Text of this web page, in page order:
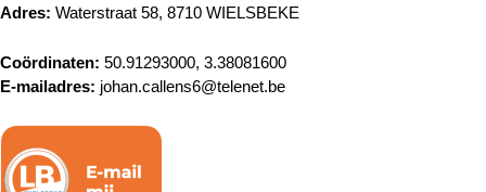
Adres: Waterstraat 58, 8710 WIELSBEKE
Coördinaten: 50.91293000, 3.38081600
E-mailadres: johan.callens6@telenet.be